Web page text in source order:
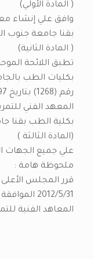
( المادة الأولي)
وافق علي إنشاء
بقنا جامعة جنوب
( المادة الثانية)
تطبق اللائحة
بكليات الطب
المعهد الفني
بكلية الطب بقنا
(المادة الثالثة )
علي جميع الجهات
ملحوظة هامة :
قرر المجلس
2012/5/31 الموافقة علي أن تكون تبعية
المعاهد الفنية